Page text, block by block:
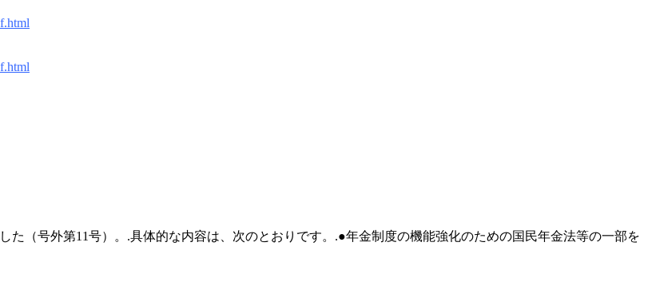
た（号外第11号）。.具体的な内容は、次のとおりです。.●年金制度の機能強化のための国民年金法等の一部を